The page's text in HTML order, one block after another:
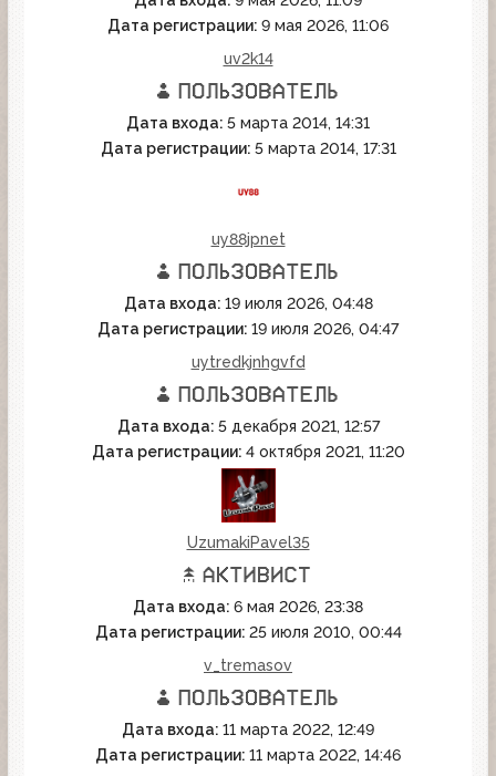
Дата регистрации: 9 мая 2026, 11:06
uv2k14
Дата входа: 5 марта 2014, 14:31
Дата регистрации: 5 марта 2014, 17:31
uy88jpnet
Дата входа: 19 июля 2026, 04:48
Дата регистрации: 19 июля 2026, 04:47
uytredkjnhgvfd
Дата входа: 5 декабря 2021, 12:57
Дата регистрации: 4 октября 2021, 11:20
UzumakiPavel35
Дата входа: 6 мая 2026, 23:38
Дата регистрации: 25 июля 2010, 00:44
v_tremasov
Дата входа: 11 марта 2022, 12:49
Дата регистрации: 11 марта 2022, 14:46